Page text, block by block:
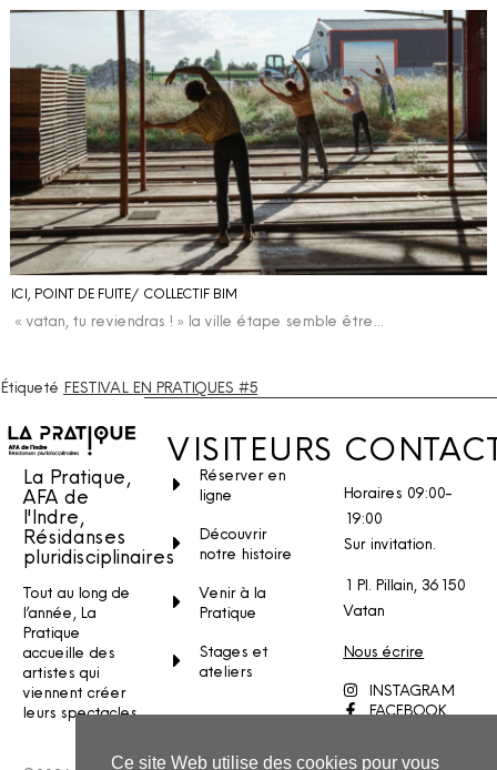
ICI, POINT DE FUITE / COLLECTIF BIM
« vatan, tu reviendras ! » la ville étape semble être…
Étiqueté FESTIVAL EN PRATIQUES #5
La Pratique,
AFA de
l'Indre,
Résidanses
pluridisciplinaires
Tout au long de
l’année, La
Pratique
accueille des
artistes qui
viennent créer
leurs spectacles.
VISITEURS
Réserver en
ligne
Découvrir
notre histoire
Venir à la
Pratique
Stages et
ateliers
Horaires 09:00-
19:00
Sur invitation.
1 Pl. Pillain, 36150
Vatan
Nous écrire
INSTAGRAM
FACEBOOK
Ce site Web utilise des cookies pour vous